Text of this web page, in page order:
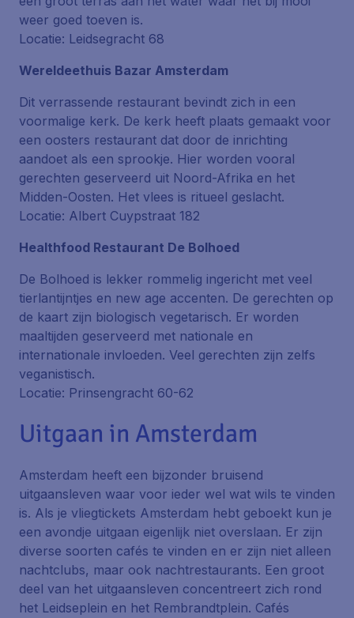
weer goed toeven is.
Locatie: Leidsegracht 68
Wereldeethuis Bazar Amsterdam
Dit verrassende restaurant bevindt zich in een
voormalige kerk. De kerk heeft plaats gemaakt voor
een oosters restaurant dat door de inrichting
aandoet als een sprookje. Hier worden vooral
gerechten geserveerd uit Noord-Afrika en het
Midden-Oosten. Het vlees is ritueel geslacht.
Locatie: Albert Cuypstraat 182
Healthfood Restaurant De Bolhoed
De Bolhoed is lekker rommelig ingericht met veel
tierlantijntjes en new age accenten. De gerechten op
de kaart zijn biologisch vegetarisch. Er worden
maaltijden geserveerd met nationale en
internationale invloeden. Veel gerechten zijn zelfs
veganistisch.
Locatie: Prinsengracht 60-62
Uitgaan in Amsterdam
Amsterdam heeft een bijzonder bruisend
uitgaansleven waar voor ieder wel wat wils te vinden
is. Als je vliegtickets Amsterdam hebt geboekt kun je
een avondje uitgaan eigenlijk niet overslaan. Er zijn
diverse soorten cafés te vinden en er zijn niet alleen
nachtclubs, maar ook nachtrestaurants. Een groot
deel van het uitgaansleven concentreert zich rond
het Leidseplein en het Rembrandtplein. Cafés